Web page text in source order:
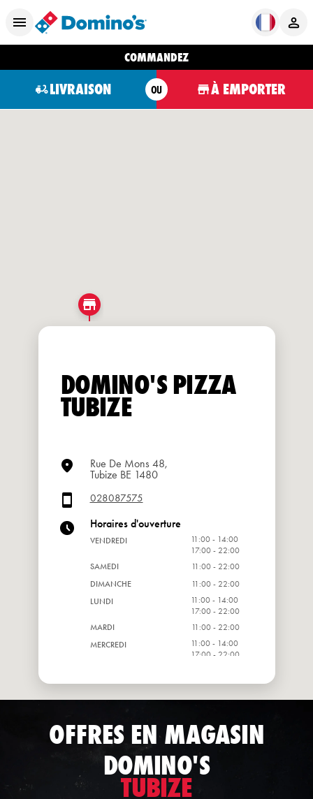
COMMANDEZ
LIVRAISON OU À EMPORTER
DOMINO'S PIZZA
TUBIZE
Rue De Mons 48,
Tubize BE 1480
028087575
Horaires d'ouverture
VENDREDI
11:00 - 14:00
17:00 - 22:00
SAMEDI
11:00 - 22:00
DIMANCHE
11:00 - 22:00
LUNDI
11:00 - 14:00
17:00 - 22:00
MARDI
11:00 - 22:00
MERCREDI
11:00 - 14:00
17:00 - 22:00
OFFRES EN MAGASIN
DOMINO'S
TUBIZE